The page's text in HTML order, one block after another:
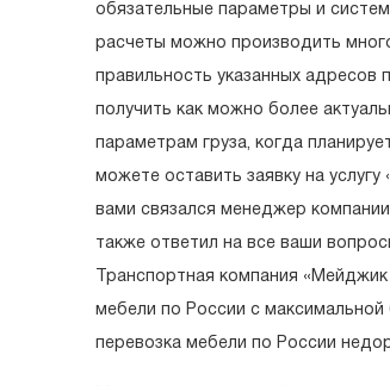
обязательные параметры и
расчеты можно производить
правильность указанных адресов
получить как можно более
параметрам груза, когда
можете оставить заявку на
вами связался менеджер
также ответил на все ваши
Транспортная компания
мебели по России с
перевозка мебели по России